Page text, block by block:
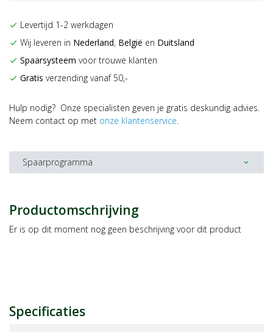
check Levertijd 1-2 werkdagen
check Wij leveren in Nederland, België en Duitsland
check Spaarsysteem voor trouwe klanten
check Gratis verzending vanaf 50,-
Hulp nodig? Onze specialisten geven je gratis deskundig advies.
Neem contact op met onze klantenservice.
Spaarprogramma expand_more
Productomschrijving
Er is op dit moment nog geen beschrijving voor dit product
Specificaties